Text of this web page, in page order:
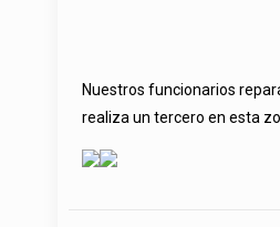
Nuestros funcionarios
realiza un tercero en esta